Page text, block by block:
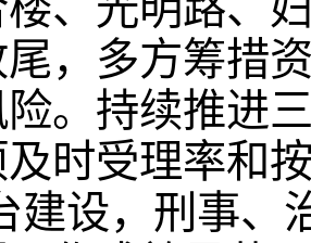
，多方筹措
。持续推进
时受理率和
建设，刑事、